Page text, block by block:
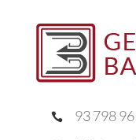
 93 798 96